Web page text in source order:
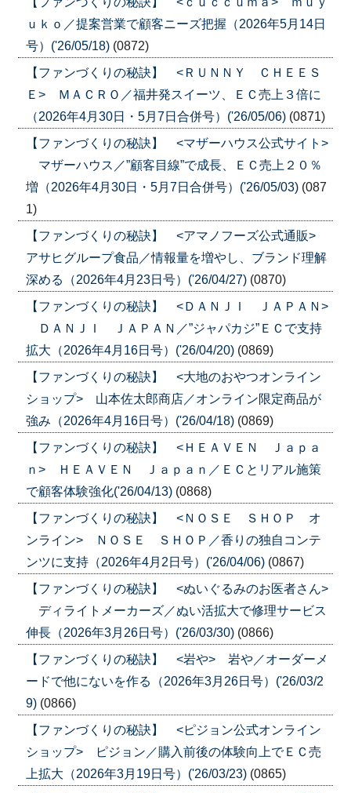
ｕｋｏ／提案営業で顧客ニーズ把握（2026年5月14日
号）('26/05/18) (0872)
【ファンづくりの秘訣】 <ＲＵＮＮＹ ＣＨＥＥＳ
Ｅ> ＭＡＣＲＯ／福井発スイーツ、ＥＣ売上３倍に
（2026年4月30日・5月7日合併号）('26/05/06) (0871)
【ファンづくりの秘訣】 <マザーハウス公式サイト>
マザーハウス／”顧客目線”で成長、ＥＣ売上２０％
増（2026年4月30日・5月7日合併号）('26/05/03) (087
1)
【ファンづくりの秘訣】 <アマノフーズ公式通販>
アサヒグループ食品／情報量を増やし、ブランド理解
深める（2026年4月23日号）('26/04/27) (0870)
【ファンづくりの秘訣】 <ＤＡＮＪＩ ＪＡＰＡＮ>
ＤＡＮＪＩ ＪＡＰＡＮ／”ジャパカジ”ＥＣで支持
拡大（2026年4月16日号）('26/04/20) (0869)
【ファンづくりの秘訣】 <大地のおやつオンライン
ショップ> 山本佐太郎商店／オンライン限定商品が
強み（2026年4月16日号）('26/04/18) (0869)
【ファンづくりの秘訣】 <ＨＥＡＶＥＮ Ｊａｐａ
ｎ> ＨＥＡＶＥＮ Ｊａｐａｎ／ＥＣとリアル施策
で顧客体験強化('26/04/13) (0868)
【ファンづくりの秘訣】 <ＮＯＳＥ ＳＨＯＰ オ
ンライン> ＮＯＳＥ ＳＨＯＰ／香りの独自コンテ
ンツに支持（2026年4月2日号）('26/04/06) (0867)
【ファンづくりの秘訣】 <ぬいぐるみのお医者さん>
ディライトメーカーズ／ぬい活拡大で修理サービス
伸長（2026年3月26日号）('26/03/30) (0866)
【ファンづくりの秘訣】 <岩や> 岩や／オーダーメ
ードで他にないを作る（2026年3月26日号）('26/03/2
9) (0866)
【ファンづくりの秘訣】 <ピジョン公式オンライン
ショップ> ピジョン／購入前後の体験向上でＥＣ売
上拡大（2026年3月19日号）('26/03/23) (0865)